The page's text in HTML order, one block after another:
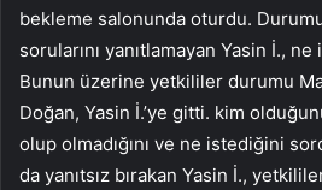
bekleme salonunda oturdu.
sorularını yanıtlamayan Yasin İ.,
Bunun üzerine yetkililer durumu
Doğan, Yasin İ.’ye gitti. kim
olup olmadığını ve ne istediğini
da yanıtsız bırakan Yasin İ.,